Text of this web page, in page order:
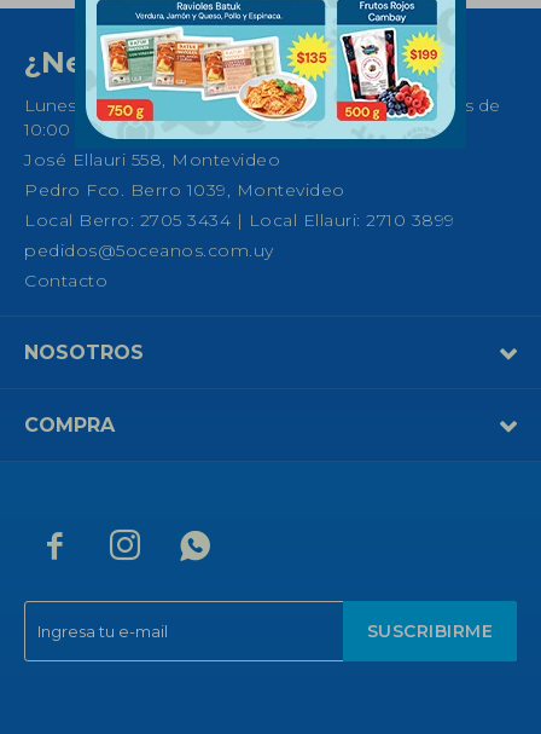
  
SUSCRIBIRME
¿Necesitas ayuda?
Lunes a Sábados de 08:30 a 21:00 horas y Domingos de
10:00 a 14:00
José Ellauri 558, Montevideo
Pedro Fco. Berro 1039, Montevideo
Local Berro: 2705 3434 | Local Ellauri: 2710 3899
pedidos@5oceanos.com.uy
Contacto
NOSOTROS
COMPRA